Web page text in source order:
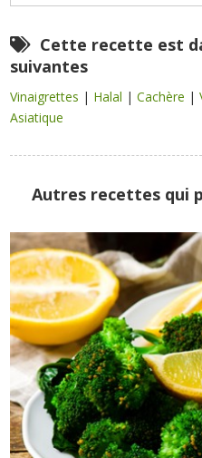
Cette recette est
suivantes
Vinaigrettes | Halal |Cachère |
Asiatique
Autres recettes qui